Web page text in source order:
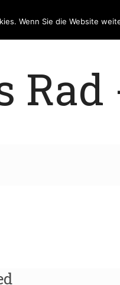
Wenn Sie die Website